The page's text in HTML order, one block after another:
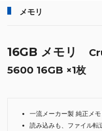
メモリ
16GB メモリ
5600 16GB ×1枚
一流メーカー製 純正メ
読み込みも、ファイル転